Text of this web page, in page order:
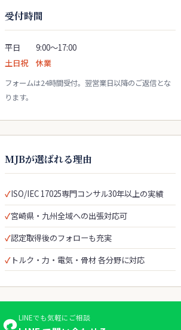
受付時間
平日 9:00〜17:00
土日祝 休業
フォームは24時間受付。翌営業日以降のご返信とな
ります。
MJBが選ばれる理由
ISO/IEC 17025専門コンサル30年以上の実績
宮崎県・九州全域への出張対応可
認定取得後のフォローも充実
トルク・力・電気・骨材 各分野に対応
LINEでも気軽にご相談